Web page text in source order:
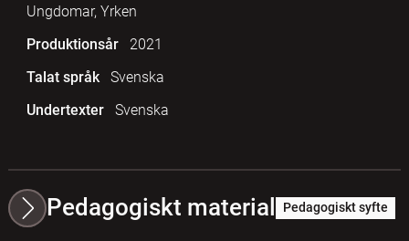
Ungdomar, Yrken
Produktionsår
2021
Talat språk
Svenska
Undertexter
Svenska
Pedagogiskt material Pedagogiskt syfte